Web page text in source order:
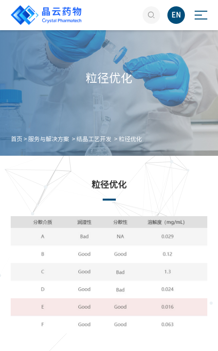
 EN
粒径优化
首页 > 服务与解决方案 > 结晶工艺开发 > 粒径优化
粒径优化